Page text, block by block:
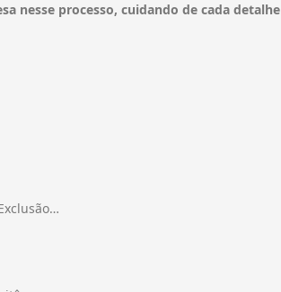
nesse processo, cuidando de cada detalhe